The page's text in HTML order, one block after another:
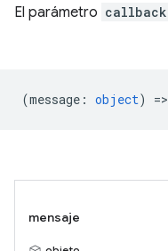
El parámetro callback
(message : object) =>
mensaje